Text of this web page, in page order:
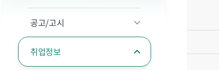
공고/고시
취업정보